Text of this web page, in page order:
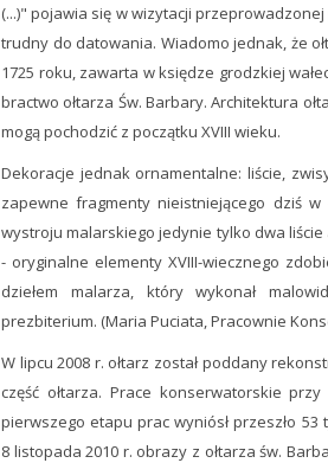
(...)" pojawia się w wizytacji
trudny do datowania. Wiadomo jednak, że
1725 roku, zawarta w księdze grodzkiej
bractwo ołtarza Św. Barbary. Architektura
mogą pochodzić z początku XVIII wieku.
Dekoracje jednak ornamentalne: liście,
zapewne fragmenty nieistniejącego dziś
wystroju malarskiego jedynie tylko dwa
- oryginalne elementy XVIII-wiecznego
dziełem malarza, który wykonał
prezbiterium. (Maria Puciata, Pracownie
W lipcu 2008 r. ołtarz został poddany
część ołtarza. Prace konserwatorskie
pierwszego etapu prac wyniósł przeszło
8 listopada 2010 r. obrazy z ołtarza św.